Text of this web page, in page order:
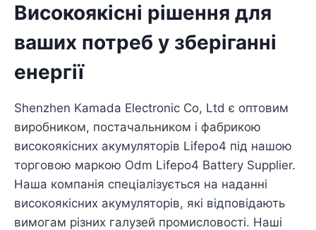
Високоякісні рішення для
ваших потреб у зберіганні
енергії
Shenzhen Kamada Electronic Co, Ltd є оптовим
виробником, постачальником і фабрикою
високоякісних акумуляторів Lifepo4 під нашою
торговою маркою Odm Lifepo4 Battery Supplier.
Наша компанія спеціалізується на наданні
високоякісних акумуляторів, які відповідають
вимогам різних галузей промисловості. Наші